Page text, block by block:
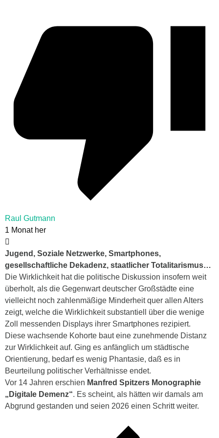
Raul Gutmann
1 Monat her
Jugend, Soziale Netzwerke, Smartphones,
gesellschaftliche Dekadenz, staatlicher Totalitarismus…
Die Wirklichkeit hat die politische Diskussion insofern weit
überholt, als die Gegenwart deutscher Großstädte eine
vielleicht noch zahlenmäßige Minderheit quer allen Alters
zeigt, welche die Wirklichkeit substantiell über die wenige
Zoll messenden Displays ihrer Smartphones rezipiert.
Diese wachsende Kohorte baut eine zunehmende Distanz
zur Wirklichkeit auf. Ging es anfänglich um städtische
Orientierung, bedarf es wenig Phantasie, daß es in
Beurteilung politischer Verhältnisse endet.
Vor 14 Jahren erschien Manfred Spitzers Monographie
„Digitale Demenz“. Es scheint, als hätten wir damals am
Abgrund gestanden und seien 2026 einen Schritt weiter.